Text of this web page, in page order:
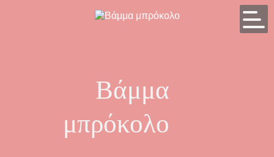
Βάμμα
μπρόκολο